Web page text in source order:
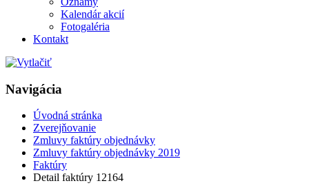
Kalendár akcií
Fotogaléria
Kontakt
Navigácia
Úvodná stránka
Zverejňovanie
Zmluvy faktúry objednávky
Zmluvy faktúry objednávky 2019
Faktúry
Detail faktúry 12164